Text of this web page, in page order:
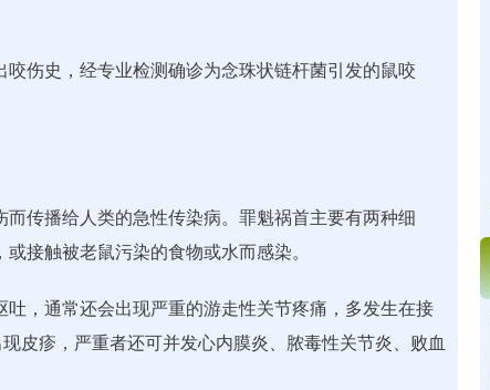
伤史，经专业检测确诊为念珠状链杆菌引发的鼠咬
传播给人类的急性传染病。罪魁祸首主要有两种细
接触被老鼠污染的食物或水而感染。
，通常还会出现严重的游走性关节疼痛，多发生在接
皮疹，严重者还可并发心内膜炎、脓毒性关节炎、败血